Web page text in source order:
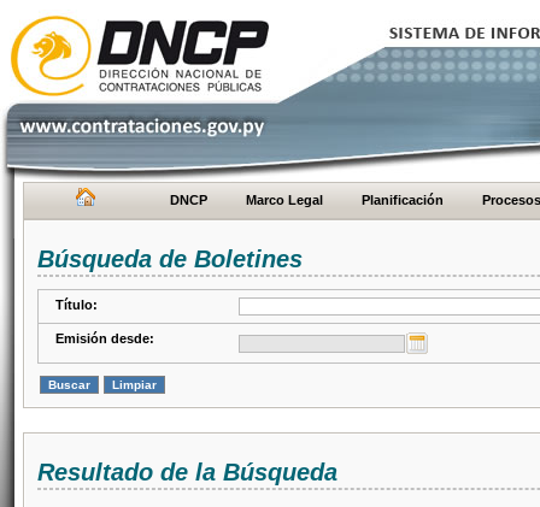
DNCP Marco Legal Planificación Procesos
Búsqueda de Boletines
Título:
Emisión desde:
Resultado de la Búsqueda